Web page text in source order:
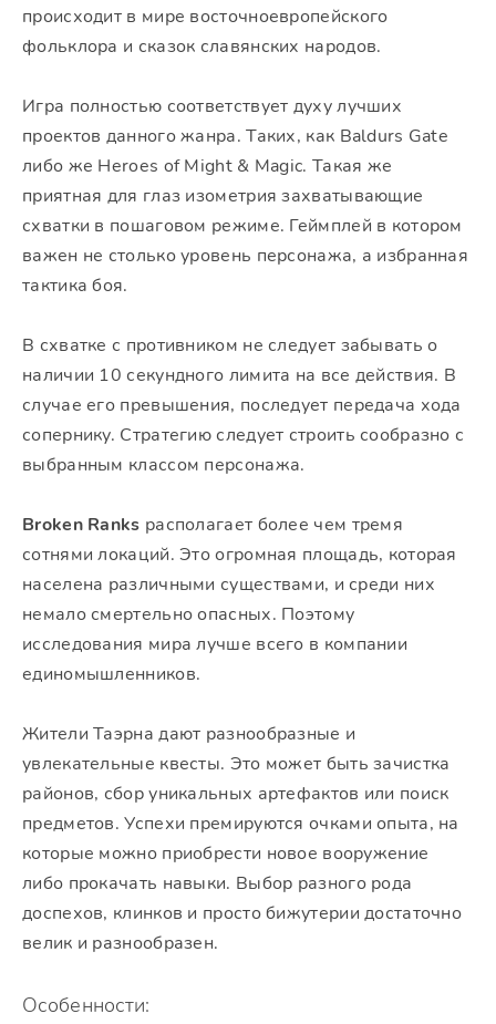
происходит в мире восточноевропейского
фольклора и сказок славянских народов.
Игра полностью соответствует духу лучших
проектов данного жанра. Таких, как Baldurs Gate
либо же Heroes of Might & Magic. Такая же
приятная для глаз изометрия захватывающие
схватки в пошаговом режиме. Геймплей в котором
важен не столько уровень персонажа, а избранная
тактика боя.
В схватке с противником не следует забывать о
наличии 10 секундного лимита на все действия. В
случае его превышения, последует передача хода
сопернику. Стратегию следует строить сообразно с
выбранным классом персонажа.
Broken Ranks располагает более чем тремя
сотнями локаций. Это огромная площадь, которая
населена различными существами, и среди них
немало смертельно опасных. Поэтому
исследования мира лучше всего в компании
единомышленников.
Жители Таэрна дают разнообразные и
увлекательные квесты. Это может быть зачистка
районов, сбор уникальных артефактов или поиск
предметов. Успехи премируются очками опыта, на
которые можно приобрести новое вооружение
либо прокачать навыки. Выбор разного рода
доспехов, клинков и просто бижутерии достаточно
велик и разнообразен.
Особенности: